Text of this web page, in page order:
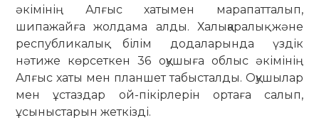
әкімінің Алғыс хатымен марапатталып,
шипажайға жолдама алды. Халықаралық және
республикалық білім додаларында үздік
нәтиже көрсеткен 36 оқушыға облыс әкімінің
Алғыс хаты мен планшет табысталды. Оқушылар
мен ұстаздар ой-пікірлерін ортаға салып,
ұсыныстарын жеткізді.